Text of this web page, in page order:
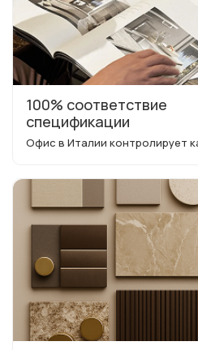
100% соответствие
спецификации
Офис в Италии контролирует